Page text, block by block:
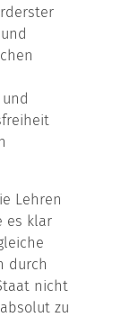
Lehren
es klar
durch
nicht
zu